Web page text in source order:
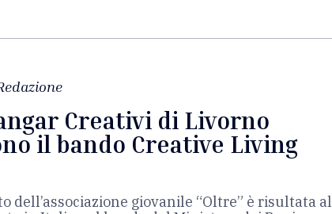
Creativi di Livorno
il bando Creative Living
dell’associazione giovanile “Oltre” è risultata al